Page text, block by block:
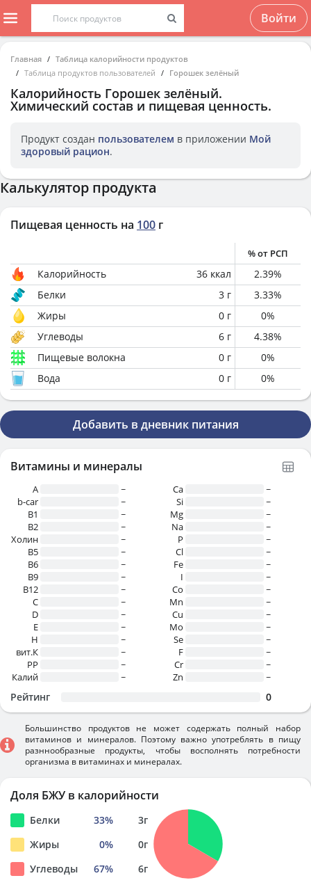
Войти
Главная
Таблица калорийности продуктов
Таблица продуктов пользователей
Горошек зелёный
Калорийность Горошек зелёный.
Химический состав и пищевая ценность.
Продукт создан пользователем в приложении Мой
здоровый рацион.
Калькулятор продукта
Пищевая ценность на 100 г
% от РСП
Калорийность 36 ккал 2.39%
Белки
3 г 3.33%
Жиры
0 г 0%
Углеводы
6 г 4.38%
Пищевые волокна
0 г 0%
Вода
0 г 0%
Добавить в дневник питания
Витамины и минералы
A
~
b-car
~
В1
~
B2
~
Холин
~
B5
~
B6
~
B9
~
B12
~
C
~
D
~
E
~
H
~
вит.К
~
PP
~
Калий
~
Ca
~
Si
~
Mg
~
Na
~
P
~
Cl
~
Fe
~
I
~
Co
~
Mn
~
Cu
~
Mo
~
Se
~
F
~
Cr
~
Zn
~
Рейтинг 0
Большинство продуктов не может содержать полный набор
витаминов и минералов. Поэтому важно употреблять в пищу
разннообразные продукты, чтобы восполнять потребности
организма в витаминах и минералах.
Доля БЖУ в калорийности
Белки 33% 3г
Жиры
0% 0г
Углеводы
67% 6г